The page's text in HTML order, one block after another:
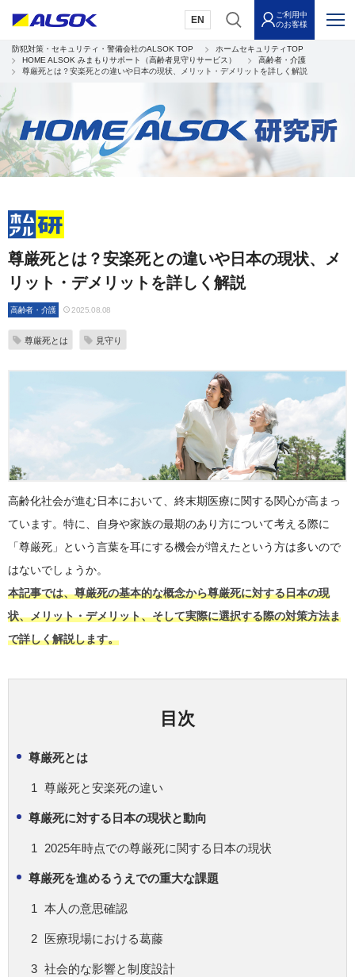
EN
ご利用中
のお客様
防犯対策・セキュリティ・警備会社のALSOK TOP
ホームセキュリティTOP
HOME ALSOK みまもりサポート（高齢者見守りサービス）
高齢者・介護
尊厳死とは？安楽死との違いや日本の現状、メリット・デメリットを詳しく解説
尊厳死とは？安楽死との違いや日本の現状、メ
リット・デメリットを詳しく解説
高齢者・介護 2025.08.08
尊厳死とは 見守り
高齢化社会が進む日本において、終末期医療に関する関心が高まっ
ています。特に、自身や家族の最期のあり方について考える際に
「尊厳死」という言葉を耳にする機会が増えたという方は多いので
はないでしょうか。
本記事では、尊厳死の基本的な概念から尊厳死に対する日本の現
状、メリット・デメリット、そして実際に選択する際の対策方法ま
で詳しく解説します。
目次
尊厳死とは
尊厳死と安楽死の違い
尊厳死に対する日本の現状と動向
2025年時点での尊厳死に関する日本の現状
尊厳死を進めるうえでの重大な課題
本人の意思確認
医療現場における葛藤
社会的な影響と制度設計